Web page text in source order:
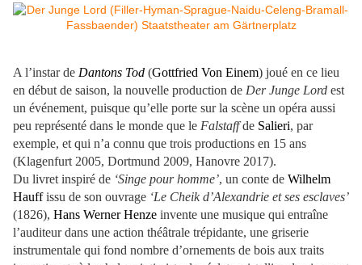
A l’instar de Dantons Tod (Gottfried Von Einem) joué en ce lieu
en début de saison, la nouvelle production de Der Junge Lord est
un événement, puisque qu’elle porte sur la scène un opéra aussi
peu représenté dans le monde que le Falstaffde Salieri, par
exemple, et qui n’a connu que trois productions en 15 ans
(Klagenfurt 2005, Dortmund 2009, Hanovre 2017).
Du livret inspiré de ‘Singe pour homme’, un conte de Wilhelm
Hauffissu de son ouvrage ‘Le Cheik d’Alexandrie et ses esclaves’
(1826), Hans Werner Henze invente une musique qui entraîne
l’auditeur dans une action théâtrale trépidante, une griserie
instrumentale qui fond nombre d’ornements de bois aux traits